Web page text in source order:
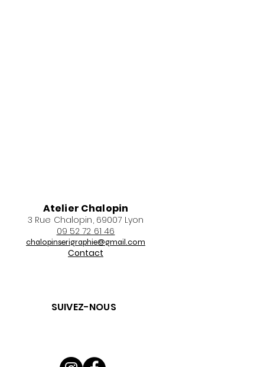
Atelier Chalopin
3 Rue Chalopin, 69007 Lyon
09 52 72 61 46
chalopinserigraphie@gmail.com
Contact
SUIVEZ-NOUS